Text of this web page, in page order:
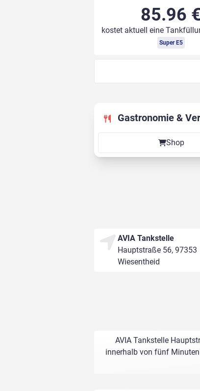
85.96 €
kostet aktuell eine
Super E5
Gastronomie &
Shop
AVIA Tankstelle
Hauptstraße 56, 97353
Wiesentheid
AVIA Tankstelle
innerhalb von fünf